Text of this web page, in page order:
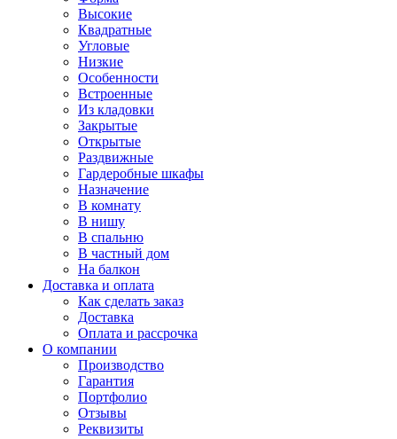
Высокие
Квадратные
Угловые
Низкие
Особенности
Встроенные
Из кладовки
Закрытые
Открытые
Раздвижные
Гардеробные шкафы
Назначение
В комнату
В нишу
В спальню
В частный дом
На балкон
Доставка и оплата
Как сделать заказ
Доставка
Оплата и рассрочка
О компании
Производство
Гарантия
Портфолио
Отзывы
Реквизиты